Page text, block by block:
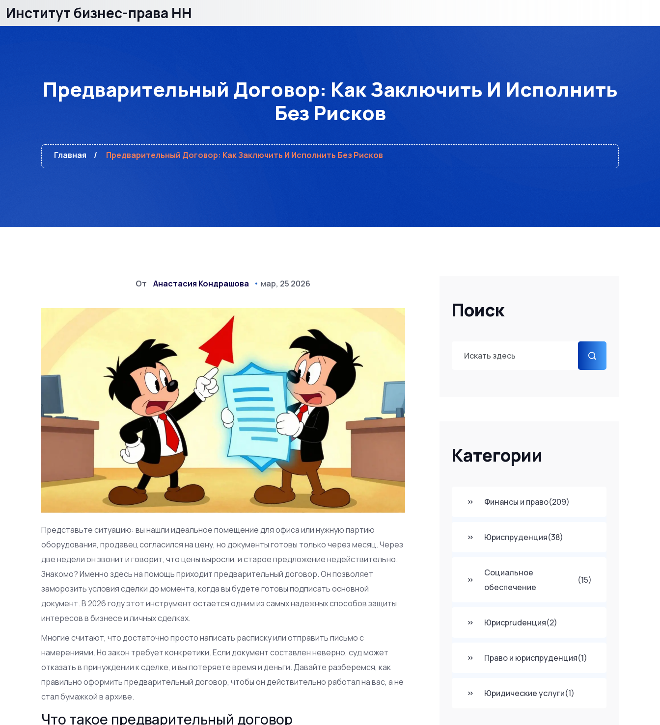
Институт бизнес-права НН
Предварительный Договор: Как Заключить И Исполнить
Без Рисков
Главная Предварительный Договор: Как Заключить И Исполнить Без Рисков
Поиск
Категории
Финансы и право(209)
Юриспруденция(38)
Социальное
обеспечение
(15)
Юрисprudенция(2)
Право и юриспруденция(1)
Юридические услуги(1)
От Анастасия Кондрашова мар, 25 2026
Представьте ситуацию: вы нашли идеальное помещение для офиса или нужную партию
оборудования, продавец согласился на цену, но документы готовы только через месяц. Через
две недели он звонит и говорит, что цены выросли, и старое предложение недействительно.
Знакомо? Именно здесь на помощь приходит предварительный договор. Он позволяет
заморозить условия сделки до момента, когда вы будете готовы подписать основной
документ. В 2026 году этот инструмент остается одним из самых надежных способов защиты
интересов в бизнесе и личных сделках.
Многие считают, что достаточно просто написать расписку или отправить письмо с
намерениями. Но закон требует конкретики. Если документ составлен неверно, суд может
отказать в принуждении к сделке, и вы потеряете время и деньги. Давайте разберемся, как
правильно оформить предварительный договор, чтобы он действительно работал на вас, а не
стал бумажкой в архиве.
Что такое предварительный договор